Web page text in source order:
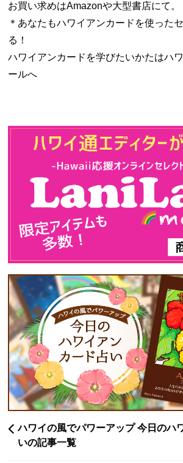
お買い求めはAmazonや大型書店にて。
＊あなたもハワイアンカードを使った
る！
ハワイアンカードを学びたいかたはハ
ールへ
ハワイの風でパワーアップ 今日のハ
いの記事一覧